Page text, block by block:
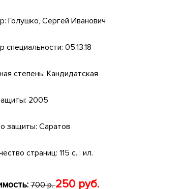
Голушко, Сергей Иванович
05.13.18
степень: Кандидатская
2005
защиты: Саратов
страниц: 115 с. : ил.
700 р.250 руб.